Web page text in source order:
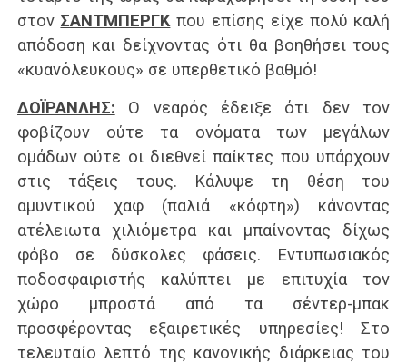
στον ΣΑΝΤΜΠΕΡΓΚ που επίσης είχε πολύ καλή
απόδοση και δείχνοντας ότι θα βοηθήσει τους
«κυανόλευκους» σε υπερθετικό βαθμό!
ΔΟΪΡΑΝΛΗΣ: Ο νεαρός έδειξε ότι δεν τον
φοβίζουν ούτε τα ονόματα των μεγάλων
ομάδων ούτε οι διεθνεί παίκτες που υπάρχουν
στις τάξεις τους. Κάλυψε τη θέση του
αμυντικού χαφ (παλιά «κόφτη») κάνοντας
ατέλειωτα χιλιόμετρα και μπαίνοντας δίχως
φόβο σε δύσκολες φάσεις. Εντυπωσιακός
ποδοσφαιριστής καλύπτει με επιτυχία τον
χώρο μπροστά από τα σέντερ-μπακ
προσφέροντας εξαιρετικές υπηρεσίες! Στο
τελευταίο λεπτό της κανονικής διάρκειας του